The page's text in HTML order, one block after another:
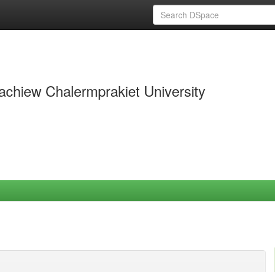
Chalermprakiet University